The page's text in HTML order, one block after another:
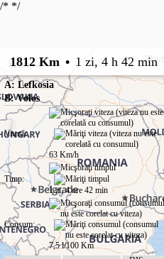
/* */
1812 Km • 1 zi, 4 h 42 min
A: Lefkosia
B: Volos
Viteză:
63 Km/h
Timp:
1 zi, 4 ore 42 min
Consum:
7,5 l/100 Km